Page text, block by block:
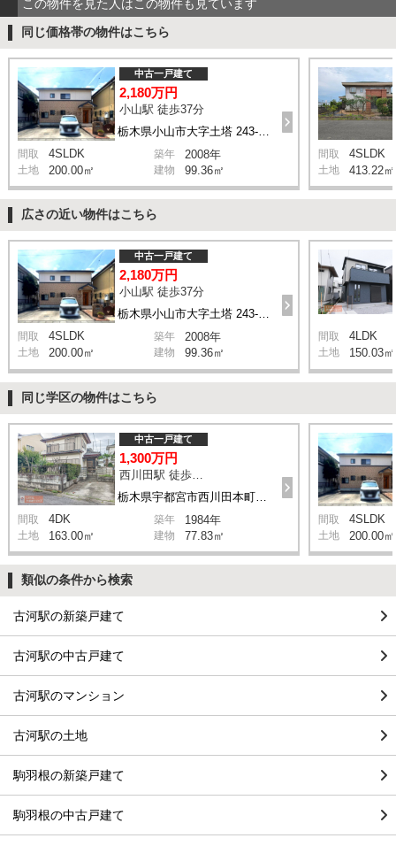
この物件を見た人はこの物件も見ています
同じ価格帯の物件はこちら
中古一戸建て
2,180万円
小山駅 徒歩37分
間取 4SLDK 築年 2008年
土地 200.00㎡ 建物 99.36㎡
間取 4SLDK
土地 413.22㎡
広さの近い物件はこちら
栃木県小山市大字土塔 243-146
中古一戸建て
2,180万円
小山駅 徒歩37分
間取 4SLDK 築年 2008年
土地 200.00㎡ 建物 99.36㎡
間取 4LDK
土地 150.03㎡
同じ学区の物件はこちら
中古一戸建て
1,300万円
間取 4DK 築年 1984年
土地 163.00㎡ 建物 77.83㎡
間取 4SLDK
土地 200.00㎡
類似の条件から検索
古河駅の新築戸建て
古河駅の中古戸建て
古河駅のマンション
古河駅の土地
駒羽根の新築戸建て
駒羽根の中古戸建て